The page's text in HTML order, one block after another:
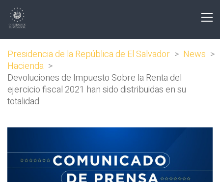
Presidencia de la República de El Salvador > News >
Hacienda >
Devoluciones de Impuesto Sobre la Renta del
ejercicio fiscal 2021 han sido distribuidas en su
totalidad